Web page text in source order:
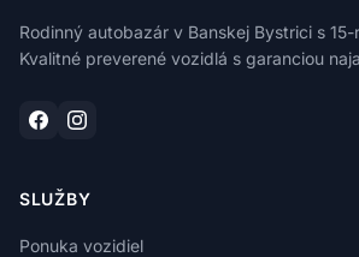
Rodinný autobazár v Banskej Bystrici s
Kvalitné preverené vozidlá s garanciou
SLUŽBY
Ponuka vozidiel